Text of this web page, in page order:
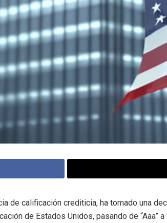
de calificación crediticia, ha tomado una
de Estados Unidos, pasando de “Aaa” a